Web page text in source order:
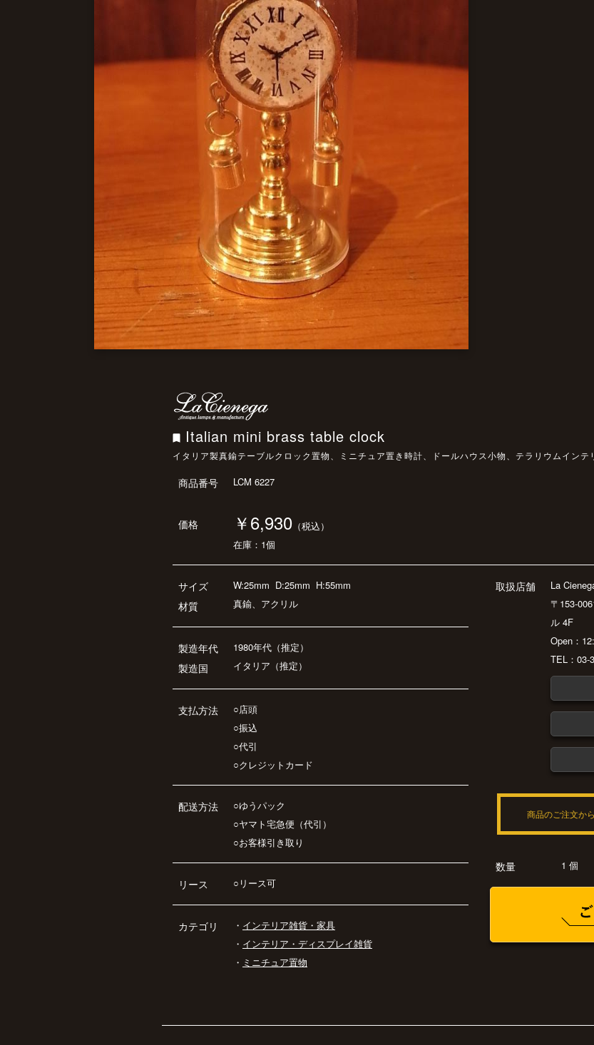
Italian mini brass table clock
イタリア製真鍮テーブルクロック置物、ミニチュア置き時計、ドールハウス小物、テラリウムインテ
商品番号 LCM 6227
価格 ￥6,930 （税込）
在庫：1個
サイズ
材質
W:25mm D:25mm H:55mm
真鍮、アクリル
製造年代
製造国
1980年代（推定）
イタリア（推定）
支払方法
○店頭
○振込
○代引
○クレジットカード
配送方法
○ゆうパック
○ヤマト宅急便（代引）
○お客様引き取り
リース ○リース可
カテゴリ ・ インテリア雑貨・家具
・ インテリア・ディスプレイ雑貨
・ ミニチュア置物
取扱店舗
La
〒153-
ル 4F
Open：
TEL：
商品のご注文か
数量 1 個